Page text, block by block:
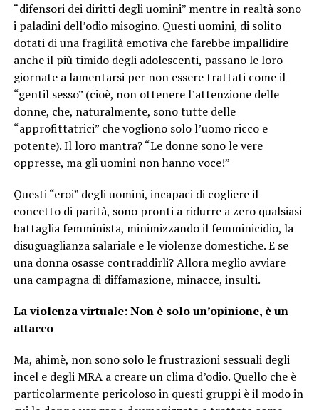
“difensori dei diritti degli uomini” mentre in realtà sono
i paladini dell’odio misogino. Questi uomini, di solito
dotati di una fragilità emotiva che farebbe impallidire
anche il più timido degli adolescenti, passano le loro
giornate a lamentarsi per non essere trattati come il
“gentil sesso” (cioè, non ottenere l’attenzione delle
donne, che, naturalmente, sono tutte delle
“approfittatrici” che vogliono solo l’uomo ricco e
potente). Il loro mantra? “Le donne sono le vere
oppresse, ma gli uomini non hanno voce!”
Questi “eroi” degli uomini, incapaci di cogliere il
concetto di parità, sono pronti a ridurre a zero qualsiasi
battaglia femminista, minimizzando il femminicidio, la
disuguaglianza salariale e le violenze domestiche. E se
una donna osasse contraddirli? Allora meglio avviare
una campagna di diffamazione, minacce, insulti.
La violenza virtuale: Non è solo un’opinione, è un
attacco
Ma, ahimè, non sono solo le frustrazioni sessuali degli
incel e degli MRA a creare un clima d’odio. Quello che è
particolarmente pericoloso in questi gruppi è il modo in